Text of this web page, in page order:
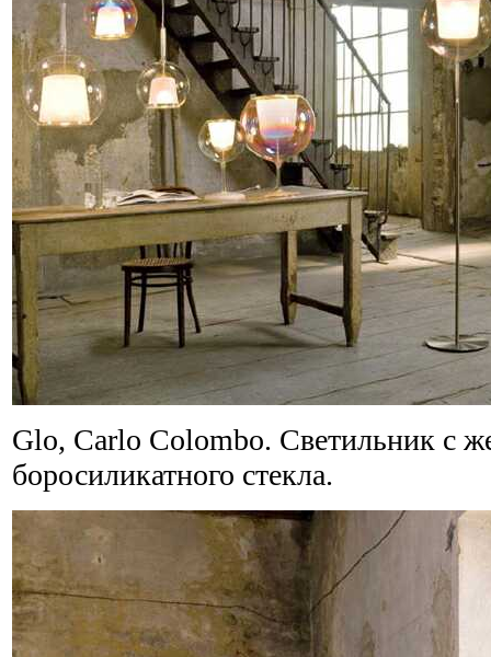
Glo, Carlo Colombo. Светильник с
боросиликатного стекла.